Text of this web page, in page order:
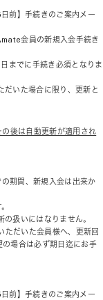
日前】手続きのご案内メー
会員の新規入会手続き
日までに手続き必須となりま
いた場合に限り、更新と
後は自動更新が適用され
期間、新規入会は出来か
扱いにはなりません。
ただいた会員様へ、更新回
の場合は必ず期日迄にお手
日前】手続きのご案内メー